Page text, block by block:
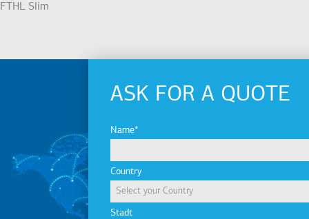
FTHL Slim
ASK FOR A QUOTE
Name
Country
Stadt